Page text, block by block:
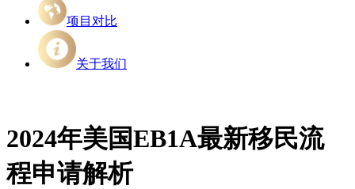
项目对比
关于我们
2024年美国EB1A最新移民流
程申请解析